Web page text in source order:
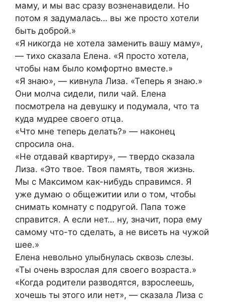
маму, и мы вас сразу возненавидели. Но
потом я задумалась… вы же просто хотели
быть доброй.»
«Я никогда не хотела заменить вашу маму»,
— тихо сказала Елена. «Я просто хотела,
чтобы нам было комфортно вместе.»
«Я знаю», — кивнула Лиза. «Теперь я знаю.»
Они молча сидели, пили чай. Елена
посмотрела на девушку и подумала, что та
куда мудрее своего отца.
«Что мне теперь делать?» — наконец
спросила она.
«Не отдавай квартиру», — твердо сказала
Лиза. «Это твое. Твоя память, твоя жизнь.
Мы с Максимом как-нибудь справимся. Я
уже думаю о общежитии или о том, чтобы
снимать комнату с подругой. Папа тоже
справится. А если нет… ну, значит, пора ему
самому что-то сделать, а не висеть на чужой
шее.»
Елена невольно улыбнулась сквозь слезы.
«Ты очень взрослая для своего возраста.»
«Когда родители разводятся, взрослеешь,
хочешь ты этого или нет», — сказала Лиза с